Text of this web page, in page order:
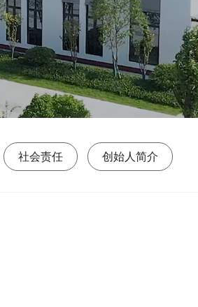
社会责任 创始人简介